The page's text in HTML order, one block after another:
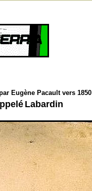
Eugène Pacault vers 1850
Labardin